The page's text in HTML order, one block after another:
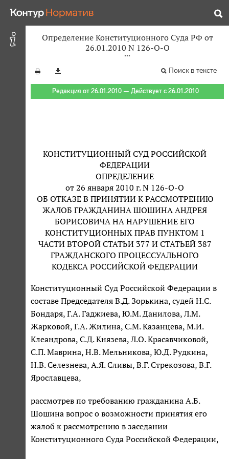
Определение Конституционного Суда РФ от
26.01.2010 N 126-О-О
Поиск в тексте
Редакция от 26.01.2010 — Действует с 26.01.2010
КОНСТИТУЦИОННЫЙ СУД РОССИЙСКОЙ
ФЕДЕРАЦИИ
ОПРЕДЕЛЕНИЕ
от 26 января 2010 г. N 126-О-О
ОБ ОТКАЗЕ В ПРИНЯТИИ К РАССМОТРЕНИЮ
ЖАЛОБ ГРАЖДАНИНА ШОШИНА АНДРЕЯ
БОРИСОВИЧА НА НАРУШЕНИЕ ЕГО
КОНСТИТУЦИОННЫХ ПРАВ ПУНКТОМ 1
ЧАСТИ ВТОРОЙ СТАТЬИ 377 И СТАТЬЕЙ 387
ГРАЖДАНСКОГО ПРОЦЕССУАЛЬНОГО
КОДЕКСА РОССИЙСКОЙ ФЕДЕРАЦИИ
Конституционный Суд Российской Федерации в
составе Председателя В.Д. Зорькина, судей Н.С.
Бондаря, Г.А. Гаджиева, Ю.М. Данилова, Л.М.
Жарковой, Г.А. Жилина, С.М. Казанцева, М.И.
Клеандрова, С.Д. Князева, Л.О. Красавчиковой,
С.П. Маврина, Н.В. Мельникова, Ю.Д. Рудкина,
Н.В. Селезнева, А.Я. Сливы, В.Г. Стрекозова, В.Г.
Ярославцева,
рассмотрев по требованию гражданина А.Б.
Шошина вопрос о возможности принятия его
жалоб к рассмотрению в заседании
Конституционного Суда Российской Федерации,